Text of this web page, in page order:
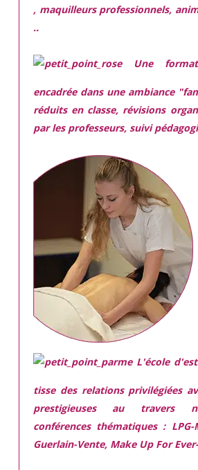
, maquilleurs professionnels,
..
Une
encadrée dans une ambiance
réduits en classe, révisions
par les professeurs, suivi
L'école
tisse des relations privilégiées
prestigieuses au travers
conférences thématiques :
Guerlain-Vente, Make Up For